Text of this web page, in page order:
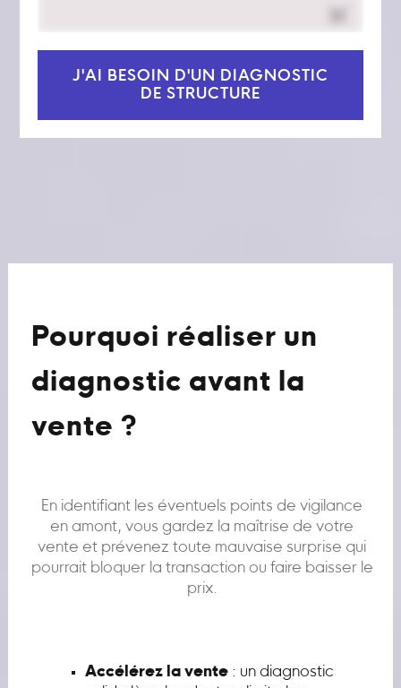
J'AI BESOIN D'UN DIAGNOSTIC
DE STRUCTURE
Pourquoi réaliser un
diagnostic avant la
vente ?
En identifiant les éventuels points de vigilance
en amont, vous gardez la maîtrise de votre
vente et prévenez toute mauvaise surprise qui
pourrait bloquer la transaction ou faire baisser le
prix.
Accélérez la vente: un diagnostic